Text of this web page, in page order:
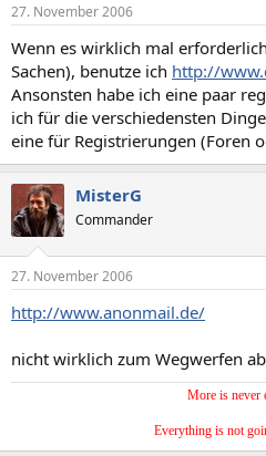
27. November 2006
Wenn es wirklich mal
Sachen), benutze ich http://
Ansonsten habe ich eine paar
ich für die verschiedensten
eine für Registrierungen (Foren
MisterG
Commander
27. November 2006
http://www.anonmail.de/
nicht wirklich zum Wegwerfen
More is never
Everything is not